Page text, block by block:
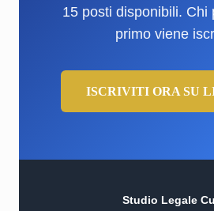
15 posti disponibili. Chi
primo viene
ISCRIVITI ORA SU
Studio Legale